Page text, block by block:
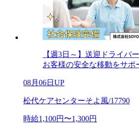
【週3日～】送迎ドライバ
お客様の安全な移動をサポ
08月06日UP
松代ケアセンターそよ風/17790
時給1,100円〜1,300円